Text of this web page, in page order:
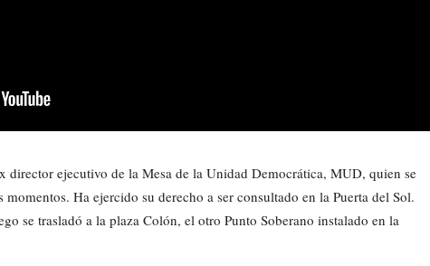
director ejecutivo de la Mesa de la Unidad Democrática, MUD, quien se
Ha ejercido su derecho a ser consultado en la Puerta del Sol.
se trasladó a la plaza Colón, el otro Punto Soberano instalado en la